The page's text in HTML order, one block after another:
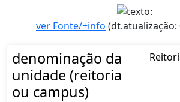
ver Fonte/+info (dt.atualização:
denominação da
unidade (reitoria
ou campus)